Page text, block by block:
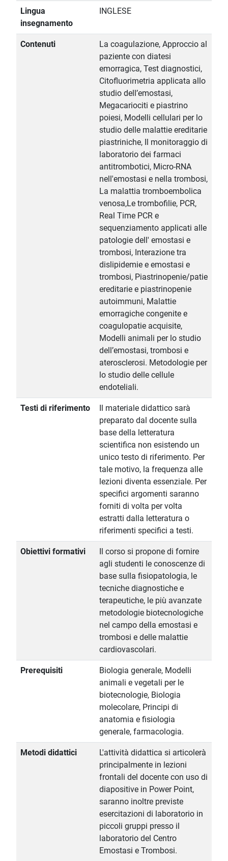
Lingua
insegnamento
INGLESE
Contenuti
La coagulazione, Approccio al
paziente con diatesi
emorragica, Test diagnostici,
Citofluorimetria applicata allo
studio dell’emostasi,
Megacariociti e piastrino
poiesi, Modelli cellulari per lo
studio delle malattie ereditarie
piastriniche, Il monitoraggio di
laboratorio dei farmaci
antitrombotici, Micro-RNA
nell'emostasi e nella trombosi,
La malattia tromboembolica
venosa,Le trombofilie, PCR,
Real Time PCR e
sequenziamento applicati alle
patologie dell' emostasi e
trombosi, Interazione tra
dislipidemie e emostasi e
trombosi, Piastrinopenie/patie
ereditarie e piastrinopenie
autoimmuni, Malattie
emorragiche congenite e
coagulopatie acquisite,
Modelli animali per lo studio
dell’emostasi, trombosi e
aterosclerosi. Metodologie per
lo studio delle cellule
endoteliali.
Testi di riferimento
Il materiale didattico sarà
preparato dal docente sulla
base della letteratura
scientifica non esistendo un
unico testo di riferimento. Per
tale motivo, la frequenza alle
lezioni diventa essenziale. Per
specifici argomenti saranno
forniti di volta per volta
estratti dalla letteratura o
riferimenti specifici a testi.
Obiettivi formativi
Il corso si propone di fornire
agli studenti le conoscenze di
base sulla fisiopatologia, le
tecniche diagnostiche e
terapeutiche, le più avanzate
metodologie biotecnologiche
nel campo della emostasi e
trombosi e delle malattie
cardiovascolari.
Prerequisiti
Biologia generale, Modelli
animali e vegetali per le
biotecnologie, Biologia
molecolare, Principi di
anatomia e fisiologia
generale, farmacologia.
Metodi didattici
L'attività didattica si articolerà
principalmente in lezioni
frontali del docente con uso di
diapositive in Power Point,
saranno inoltre previste
esercitazioni di laboratorio in
piccoli gruppi presso il
laboratorio del Centro
Emostasi e Trombosi.